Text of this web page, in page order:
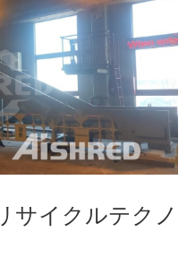
サイクルテクノ